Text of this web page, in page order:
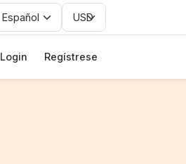
Login Regístrese